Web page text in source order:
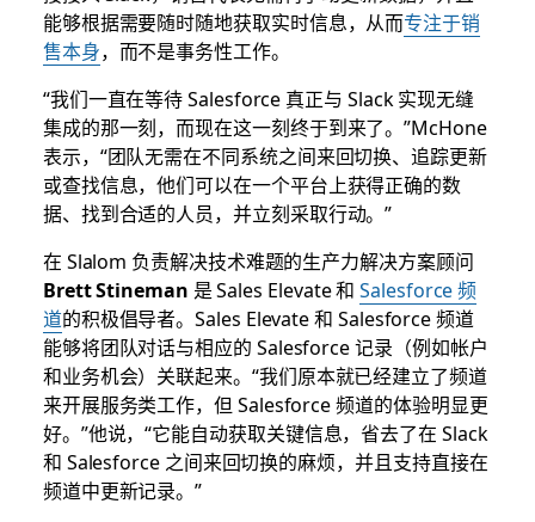
能够根据需要随时随地获取实时信息，从而专注于销
售本身，而不是事务性工作。
“我们一直在等待 Salesforce 真正与 Slack 实现无缝
集成的那一刻，而现在这一刻终于到来了。”McHone
表示，“团队无需在不同系统之间来回切换、追踪更新
或查找信息，他们可以在一个平台上获得正确的数
据、找到合适的人员，并立刻采取行动。”
在 Slalom 负责解决技术难题的生产力解决方案顾问
Brett Stineman 是 Sales Elevate 和Salesforce 频
道的积极倡导者。Sales Elevate 和 Salesforce 频道
能够将团队对话与相应的 Salesforce 记录（例如帐户
和业务机会）关联起来。“我们原本就已经建立了频道
来开展服务类工作，但 Salesforce 频道的体验明显更
好。”他说，“它能自动获取关键信息，省去了在 Slack
和 Salesforce 之间来回切换的麻烦，并且支持直接在
频道中更新记录。”